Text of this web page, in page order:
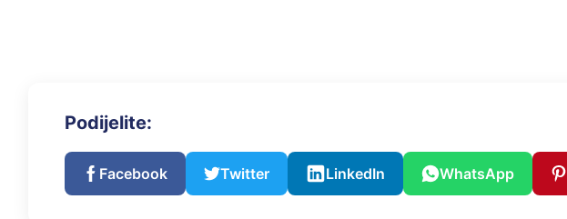
Podijelite:
Facebook Twitter LinkedIn WhatsApp